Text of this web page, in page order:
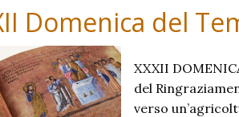
Domenica del
XXXII
del
verso